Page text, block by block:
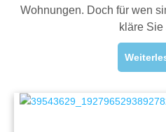
Wohnungen. Doch für wen
kläre